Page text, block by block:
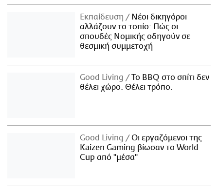
Εκπαίδευση
Νέοι δικηγόροι
αλλάζουν το τοπίο: Πώς οι
σπουδές Νομικής οδηγούν σε
θεσμική συμμετοχή
Good Living
Το BBQ στο σπίτι δεν
θέλει χώρο. Θέλει τρόπο.
Good Living
Οι εργαζόμενοι της
Kaizen Gaming βίωσαν το World
Cup από "μέσα"